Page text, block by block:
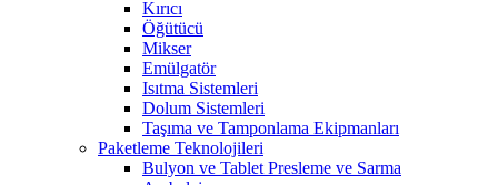
Kırıcı
Öğütücü
Mikser
Emülgatör
Isıtma Sistemleri
Dolum Sistemleri
Taşıma ve Tamponlama Ekipmanları
Paketleme Teknolojileri
Bulyon ve Tablet Presleme ve Sarma